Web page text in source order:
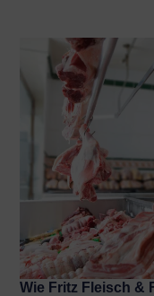
Wie Fritz Fleisch &